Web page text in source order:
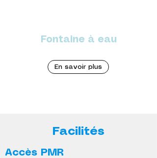
Fontaine à eau
En savoir plus
Facilités
Accès PMR